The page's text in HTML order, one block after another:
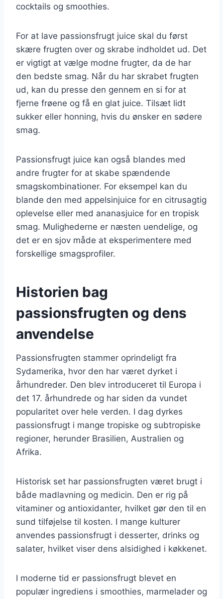
cocktails og smoothies.
For at lave passionsfrugt juice skal du først
skære frugten over og skrabe indholdet ud. Det
er vigtigt at vælge modne frugter, da de har
den bedste smag. Når du har skrabet frugten
ud, kan du presse den gennem en si for at
fjerne frøene og få en glat juice. Tilsæt lidt
sukker eller honning, hvis du ønsker en sødere
smag.
Passionsfrugt juice kan også blandes med
andre frugter for at skabe spændende
smagskombinationer. For eksempel kan du
blande den med appelsinjuice for en citrusagtig
oplevelse eller med ananasjuice for en tropisk
smag. Mulighederne er næsten uendelige, og
det er en sjov måde at eksperimentere med
forskellige smagsprofiler.
Historien bag
passionsfrugten og dens
anvendelse
Passionsfrugten stammer oprindeligt fra
Sydamerika, hvor den har været dyrket i
århundreder. Den blev introduceret til Europa i
det 17. århundrede og har siden da vundet
popularitet over hele verden. I dag dyrkes
passionsfrugt i mange tropiske og subtropiske
regioner, herunder Brasilien, Australien og
Afrika.
Historisk set har passionsfrugten været brugt i
både madlavning og medicin. Den er rig på
vitaminer og antioxidanter, hvilket gør den til en
sund tilføjelse til kosten. I mange kulturer
anvendes passionsfrugt i desserter, drinks og
salater, hvilket viser dens alsidighed i køkkenet.
I moderne tid er passionsfrugt blevet en
populær ingrediens i smoothies, marmelader og